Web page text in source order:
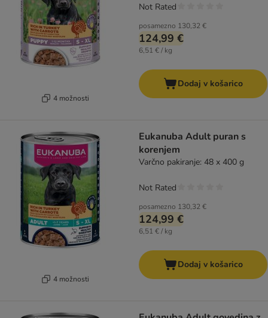
4 možnosti
posamezno 130,32 €
124,99 €
6,51 € / kg
Not Rated
Dodaj v košarico
4 možnosti
Eukanuba Adult puran s
korenjem
Varčno pakiranje: 48 x 400 g
posamezno 130,32 €
124,99 €
6,51 € / kg
Not Rated
Dodaj v košarico